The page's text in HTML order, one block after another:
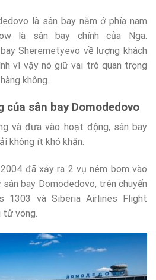
là sân bay nằm ở phía nam
là sân bay chính của Nga.
Sheremetyevo về lượng khách
vì vậy nó giữ vai trò quan trọng
không.
của sân bay Domodedovo
và đưa vào hoạt động, sân bay
không ít khó khăn.
đã xảy ra 2 vụ ném bom vào
bay Domodedovo, trên chuyến
1303 và Siberia Airlines Flight
tử vong.